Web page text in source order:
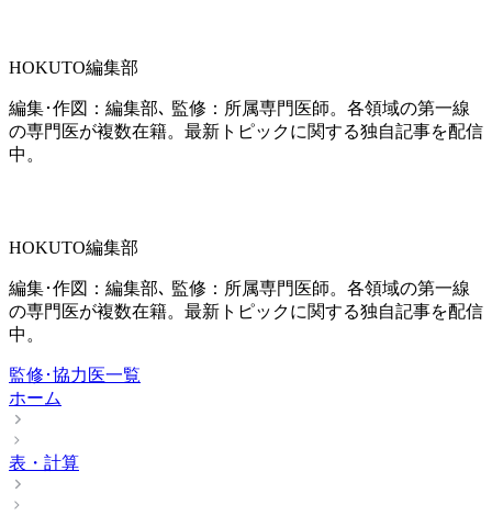
HOKUTO編集部
編集･作図：編集部､ 監修：所属専門医師。各領域の第一線
の専門医が複数在籍。最新トピックに関する独自記事を配信
中。
HOKUTO編集部
編集･作図：編集部､ 監修：所属専門医師。各領域の第一線
の専門医が複数在籍。最新トピックに関する独自記事を配信
中。
監修･協力医一覧
ホーム
表・計算